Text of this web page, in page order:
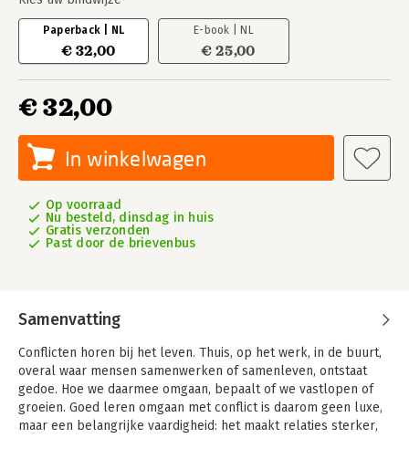
Paperback | NL
€ 32,00
E-book | NL
€ 25,00
€ 32,00
In winkelwagen
Op voorraad
Nu besteld, dinsdag in huis
Gratis verzonden
Past door de brievenbus
Samenvatting
Conflicten horen bij het leven. Thuis, op het werk, in de buurt,
overal waar mensen samenwerken of samenleven, ontstaat
gedoe. Hoe we daarmee omgaan, bepaalt of we vastlopen of
groeien. Goed leren omgaan met conflict is daarom geen luxe,
maar een belangrijke vaardigheid: het maakt relaties sterker,